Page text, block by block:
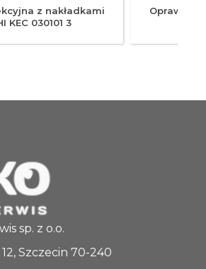
z nakładkami
KEC 030101 3
Oprawa
sp. z o.o.
Szczecin 70-240